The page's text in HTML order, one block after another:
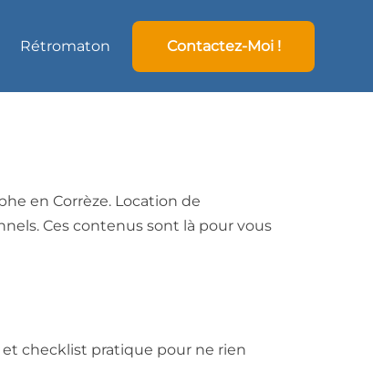
Rétromaton Contactez-Moi !
en Corrèze. Location de
Ces contenus sont là pour vous
checklist pratique pour ne rien